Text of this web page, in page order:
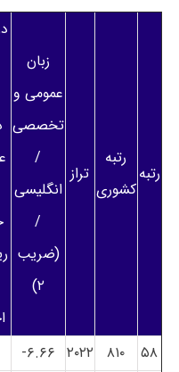
رتبه
رتبه
کشوری
تراز
زبان
عمومی و
تخصصی
/
انگلیسی
/
(ضریب
۲)
۵۸ ۸۱۰ ۲۰۲۲ ۶.۶۶-